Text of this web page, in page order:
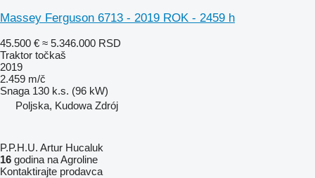
Massey Ferguson 6713 - 2019 ROK - 2459 h
45.500 € ≈ 5.346.000 RSD
Traktor točkaš
2019
2.459 m/č
Snaga 130 k.s. (96 kW)
Poljska, Kudowa Zdrój
P.P.H.U. Artur Hucaluk
16 godina na Agroline
Kontaktirajte prodavca